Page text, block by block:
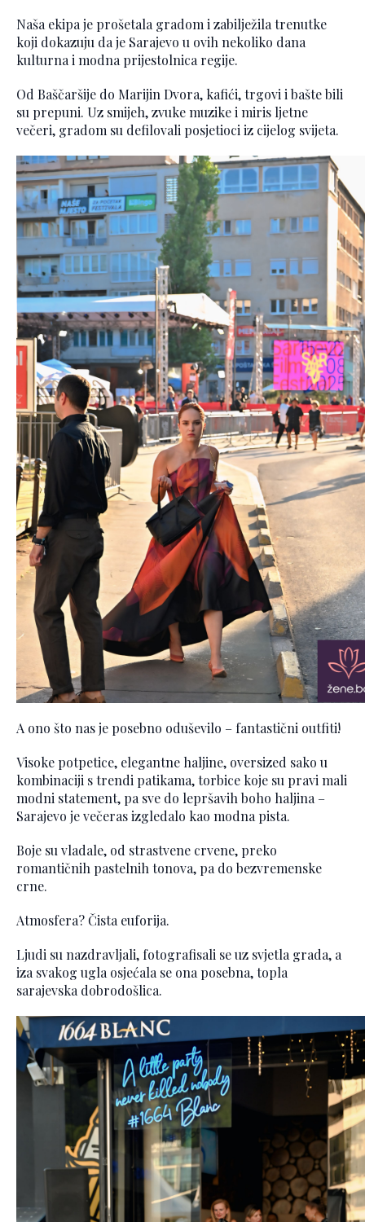
Naša ekipa je prošetala gradom i zabilježila trenutke
koji dokazuju da je Sarajevo u ovih nekoliko dana
kulturna i modna prijestolnica regije.
Od Baščaršije do Marijin Dvora, kafići, trgovi i bašte bili
su prepuni. Uz smijeh, zvuke muzike i miris ljetne
večeri, gradom su defilovali posjetioci iz cijelog svijeta.
A ono što nas je posebno oduševilo – fantastični outfiti!
Visoke potpetice, elegantne haljine, oversized sako u
kombinaciji s trendi patikama, torbice koje su pravi mali
modni statement, pa sve do lepršavih boho haljina –
Sarajevo je večeras izgledalo kao modna pista.
Boje su vladale, od strastvene crvene, preko
romantičnih pastelnih tonova, pa do bezvremenske
crne.
Atmosfera? Čista euforija.
Ljudi su nazdravljali, fotografisali se uz svjetla grada, a
iza svakog ugla osjećala se ona posebna, topla
sarajevska dobrodošlica.